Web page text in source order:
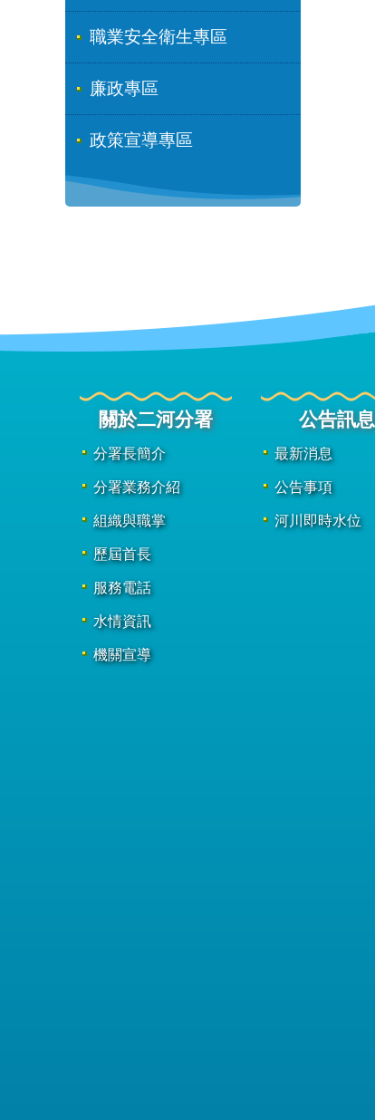
職業安全衛生專區
廉政專區
政策宣導專區
關於二河分署
分署長簡介
分署業務介紹
組織與職掌
歷屆首長
服務電話
水情資訊
機關宣導
公告訊息
最新消息
公告事項
河川即時水位